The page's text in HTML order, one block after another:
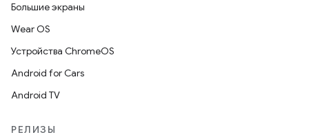
Большие экраны
Wear OS
Устройства ChromeOS
Android for Cars
Android TV
РЕЛИЗЫ